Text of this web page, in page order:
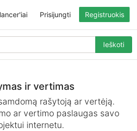
Ieškoti
Prisijungti Registruokis
ir vertimas
rašytoją ar vertėją.
ar vertimo paslaugas savo
internetu.